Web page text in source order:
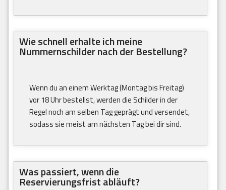
Wie schnell erhalte ich meine
Nummernschilder nach der Bestellung?
Wenn du an einem Werktag (Montag bis Freitag)
vor 18 Uhr bestellst, werden die Schilder in der
Regel noch am selben Tag geprägt und versendet,
sodass sie meist am nächsten Tag bei dir sind.
Was passiert, wenn die
Reservierungsfrist abläuft?